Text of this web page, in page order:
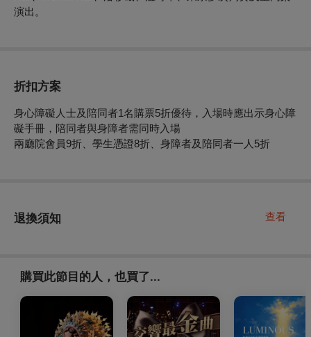
演出。
折扣方案
身心障礙人士及陪同者1名購票5折優待，入場時應出示身心障
礙手冊，陪同者與身障者需同時入場
兩廳院會員9折、學生憑證8折、身障者及陪同者一人5折
退換須知 查看
購買此節目的人，也買了...